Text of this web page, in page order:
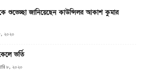
শুভেচ্ছা জানিয়েছেন কাউন্সিলর আকাশ কুমার
২০২০
ভর্তি
৮, ২০২০